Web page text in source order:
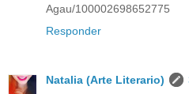
Agau/100002698652775
Responder
Natalia (Arte Literario)